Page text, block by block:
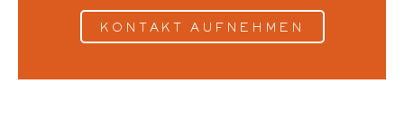
KONTAKT AUFNEHMEN